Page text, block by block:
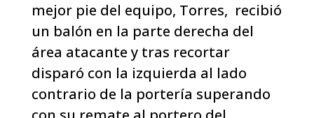
mejor pie del equipo, Torres, recibió
un balón en la parte derecha del
área atacante y tras recortar
disparó con la izquierda al lado
contrario de la portería superando